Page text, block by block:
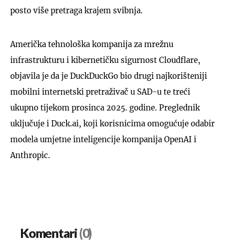
posto više pretraga krajem svibnja.
Američka tehnološka kompanija za mrežnu
infrastrukturu i kibernetičku sigurnost Cloudflare,
objavila je da je DuckDuckGo bio drugi najkorišteniji
mobilni internetski pretraživač u SAD-u te treći
ukupno tijekom prosinca 2025. godine. Preglednik
uključuje i Duck.ai, koji korisnicima omogućuje odabir
modela umjetne inteligencije kompanija OpenAI i
Anthropic.
Komentari(0)